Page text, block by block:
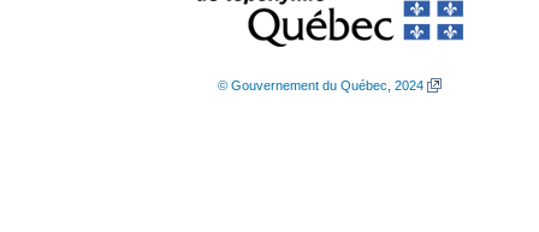
© Gouvernement du Québec, 2024